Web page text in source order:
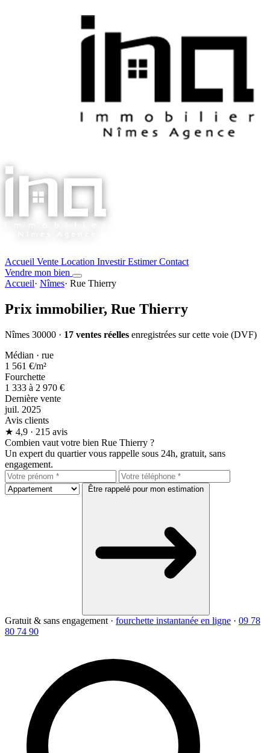
Accueil Vente Location InvestirEstimerContact
Vendre mon bien
Accueil· Nîmes· Rue Thierry
Prix immobilier, Rue Thierry
Nîmes 30000 · 17 ventes réelles enregistrées sur cette voie (DVF)
Médian · rue
1 561 €/m²
Fourchette
1 333 à 2 970 €
Dernière vente
juil. 2025
Avis clients
★ 4,9 · 215 avis
Combien vaut votre bien Rue Thierry ?
Un expert du quartier vous rappelle sous 24h, gratuit, sans
engagement.
Être rappelé pour mon estimation
Gratuit & sans engagement · fourchette instantanée en ligne · 09 78
80 74 90